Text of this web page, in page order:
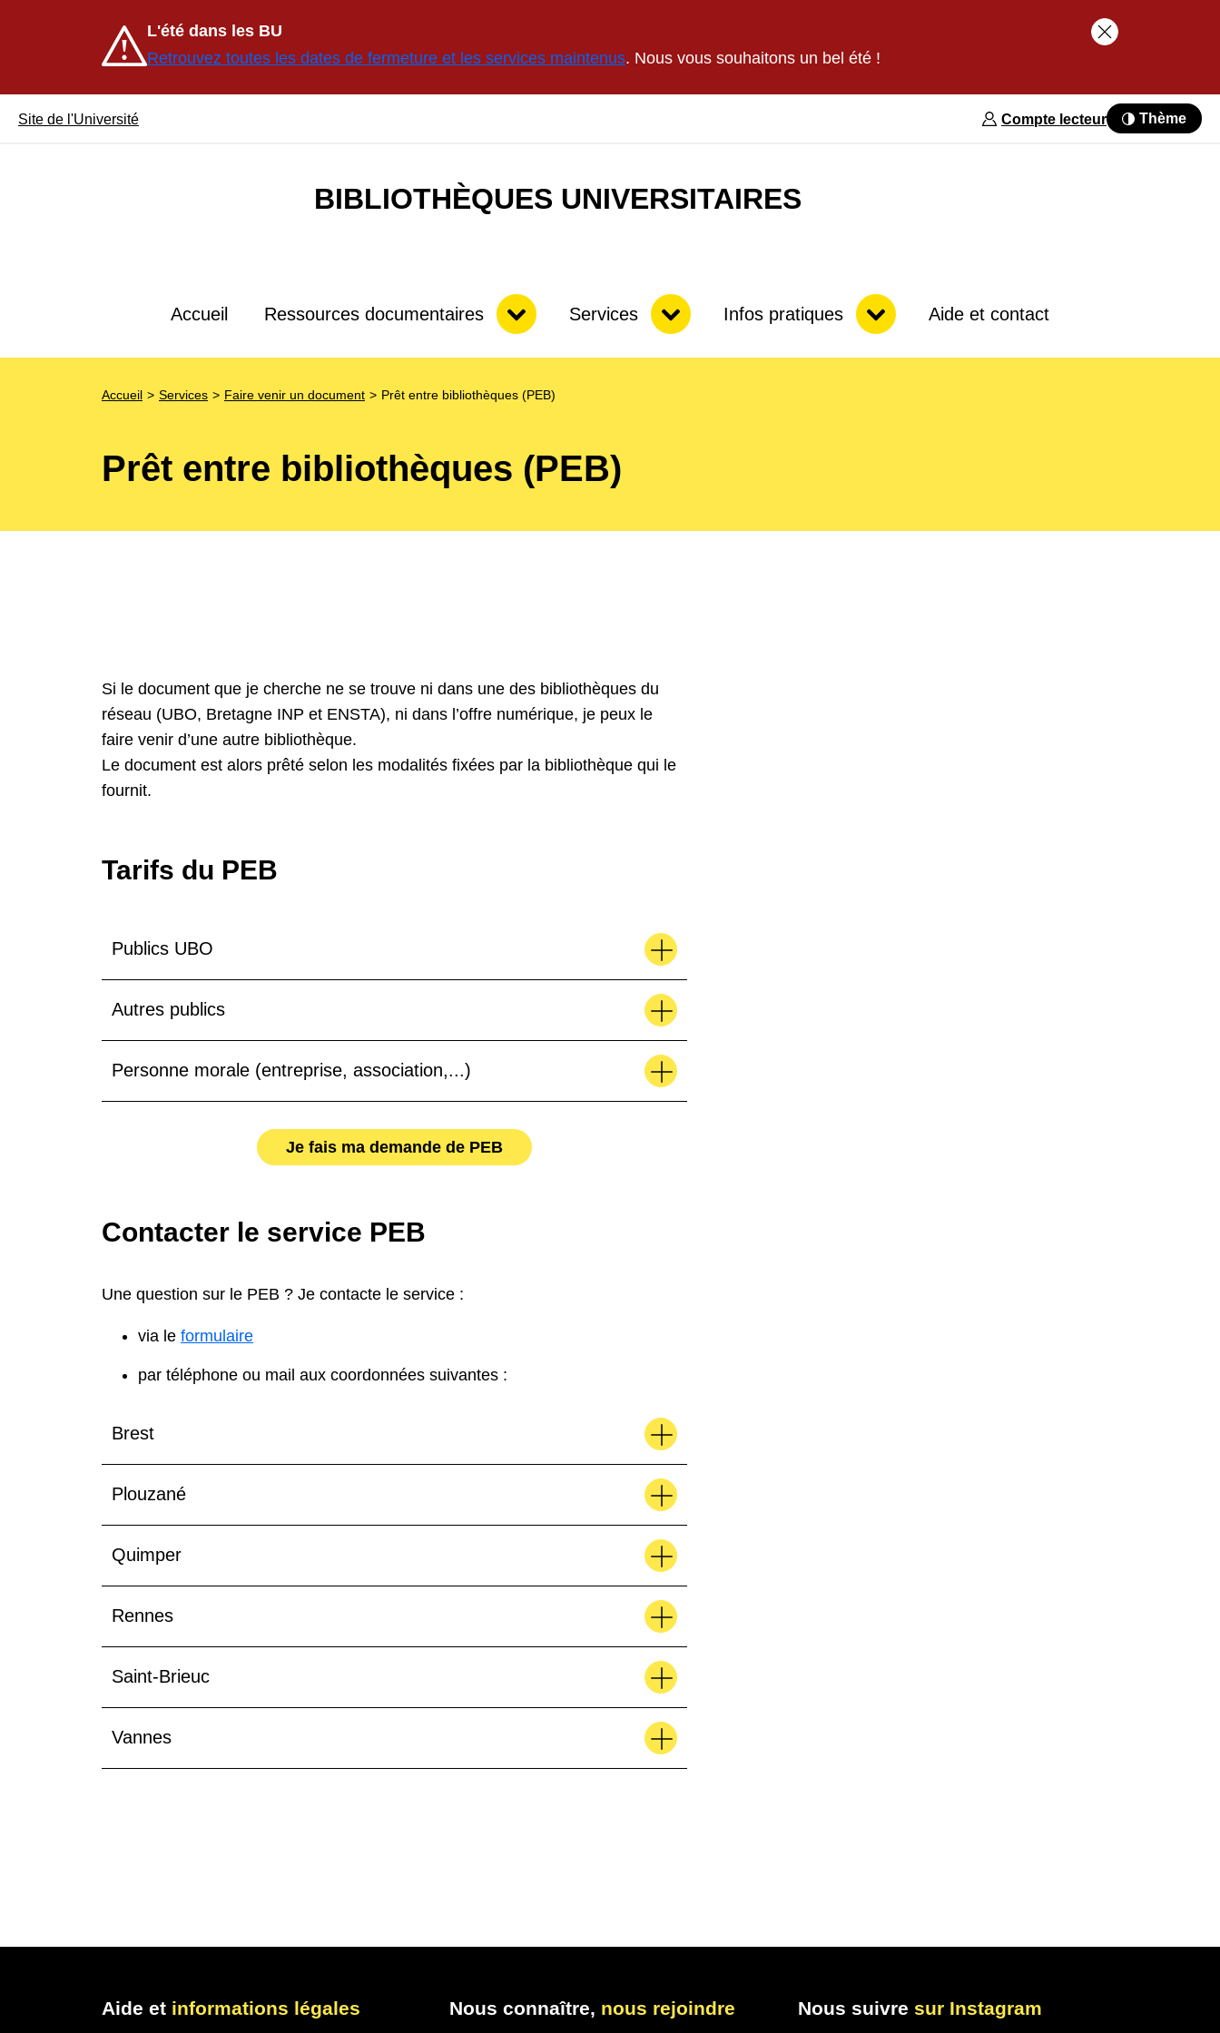
Avertissement :
L'été dans les BU
Retrouvez toutes les dates de fermeture et les services maintenus. Nous vous souhaitons un bel été !
Site de l'Université Compte lecteur Thème
BIBLIOTHÈQUES UNIVERSITAIRES
Accueil Ressources documentaires Sous-menuServices Sous-menuInfos pratiques Sous-menuAide et contact
Accueil Services Faire venir un document Prêt entre bibliothèques (PEB)
Prêt entre bibliothèques (PEB)
Si le document que je cherche ne se trouve ni dans une des bibliothèques du
réseau (UBO, Bretagne INP et ENSTA), ni dans l’offre numérique, je peux le
faire venir d’une autre bibliothèque.
Le document est alors prêté selon les modalités fixées par la bibliothèque qui le
fournit.
Tarifs du PEB
Publics UBO
Autres publics
Personne morale (entreprise, association,...)
Je fais ma demande de PEB
Contacter le service PEB
Une question sur le PEB ? Je contacte le service :
via le formulaire
par téléphone ou mail aux coordonnées suivantes :
Brest
Plouzané
Quimper
Rennes
Saint-Brieuc
Vannes
Aide et informations légales Nous connaître, nous rejoindre Nous suivre sur Instagram